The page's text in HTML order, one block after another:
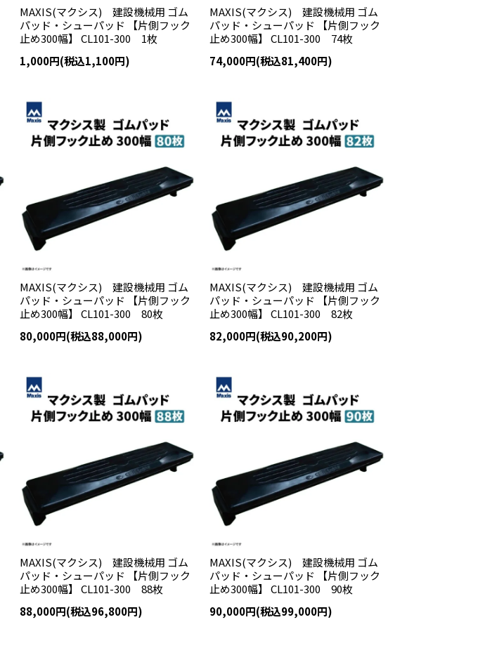
MAXIS(マクシス) 建設機械用 ゴム
パッド・シューパッド 【片側フック
止め300幅】 CL101-300 1枚
1,000円(税込1,100円)
MAXIS(マクシス) 建設機械用 ゴム
パッド・シューパッド 【片側フック
止め300幅】 CL101-300 74枚
74,000円(税込81,400円)
MAXIS(マクシス) 建設機械用 ゴム
パッド・シューパッド 【片側フック
止め300幅】 CL101-300 80枚
80,000円(税込88,000円)
MAXIS(マクシス) 建設機械用 ゴム
パッド・シューパッド 【片側フック
止め300幅】 CL101-300 82枚
82,000円(税込90,200円)
MAXIS(マクシス) 建設機械用 ゴム
パッド・シューパッド 【片側フック
止め300幅】 CL101-300 88枚
88,000円(税込96,800円)
MAXIS(マクシス) 建設機械用 ゴム
パッド・シューパッド 【片側フック
止め300幅】 CL101-300 90枚
90,000円(税込99,000円)